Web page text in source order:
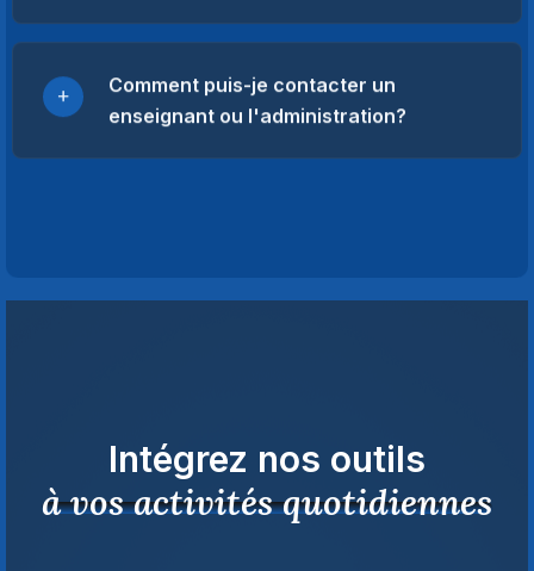
Comment puis-je contacter un
enseignant ou l'administration?
Intégrez nos outils
à vos activités quotidiennes